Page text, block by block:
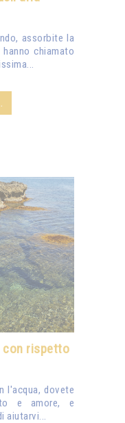
assorbite la
chiamato
con rispetto
l'acqua, dovete
e amore, e
aiutarvi...